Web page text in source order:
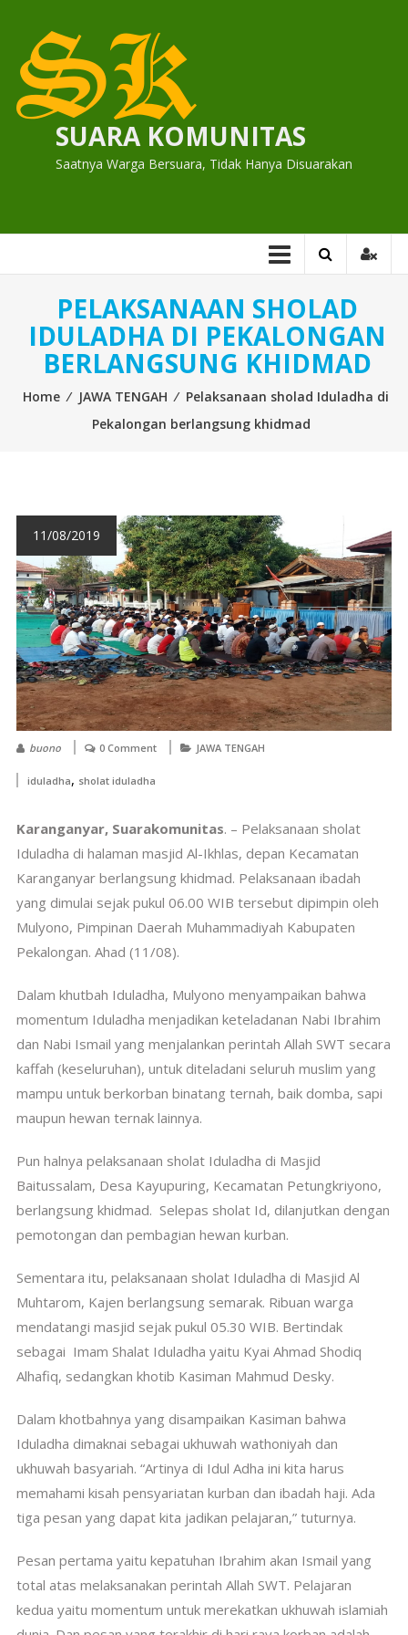
content
SUARA KOMUNITAS
Saatnya Warga Bersuara, Tidak Hanya Disuarakan
PELAKSANAAN SHOLAD
IDULADHA DI PEKALONGAN
BERLANGSUNG KHIDMAD
Home ⁄ JAWA TENGAH ⁄ Pelaksanaan sholad Iduladha di
Pekalongan berlangsung khidmad
11/08/2019
buono 0 Comment JAWA TENGAH
iduladha, sholat iduladha
Karanganyar, Suarakomunitas. – Pelaksanaan sholat
Iduladha di halaman masjid Al-Ikhlas, depan Kecamatan
Karanganyar berlangsung khidmad. Pelaksanaan ibadah
yang dimulai sejak pukul 06.00 WIB tersebut dipimpin oleh
Mulyono, Pimpinan Daerah Muhammadiyah Kabupaten
Pekalongan. Ahad (11/08).
Dalam khutbah Iduladha, Mulyono menyampaikan bahwa
momentum Iduladha menjadikan keteladanan Nabi Ibrahim
dan Nabi Ismail yang menjalankan perintah Allah SWT secara
kaffah (keseluruhan), untuk diteladani seluruh muslim yang
mampu untuk berkorban binatang ternah, baik domba, sapi
maupun hewan ternak lainnya.
Pun halnya pelaksanaan sholat Iduladha di Masjid
Baitussalam, Desa Kayupuring, Kecamatan Petungkriyono,
berlangsung khidmad. Selepas sholat Id, dilanjutkan dengan
pemotongan dan pembagian hewan kurban.
Sementara itu, pelaksanaan sholat Iduladha di Masjid Al
Muhtarom, Kajen berlangsung semarak. Ribuan warga
mendatangi masjid sejak pukul 05.30 WIB. Bertindak
sebagai Imam Shalat Iduladha yaitu Kyai Ahmad Shodiq
Alhafiq, sedangkan khotib Kasiman Mahmud Desky.
Dalam khotbahnya yang disampaikan Kasiman bahwa
Iduladha dimaknai sebagai ukhuwah wathoniyah dan
ukhuwah basyariah. “Artinya di Idul Adha ini kita harus
memahami kisah pensyariatan kurban dan ibadah haji. Ada
tiga pesan yang dapat kita jadikan pelajaran,” tuturnya.
Pesan pertama yaitu kepatuhan Ibrahim akan Ismail yang
total atas melaksanakan perintah Allah SWT. Pelajaran
kedua yaitu momentum untuk merekatkan ukhuwah islamiah